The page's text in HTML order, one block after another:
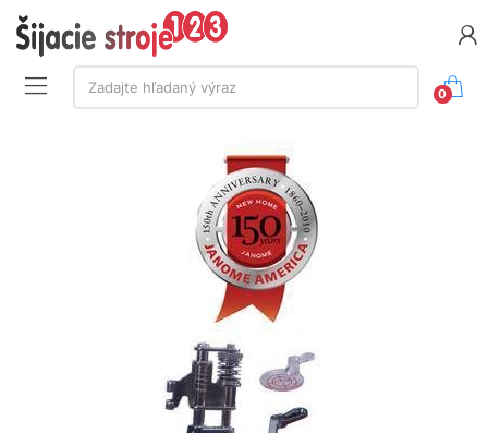
Vyhľadávanie:
Zadajte hľadaný výraz
0